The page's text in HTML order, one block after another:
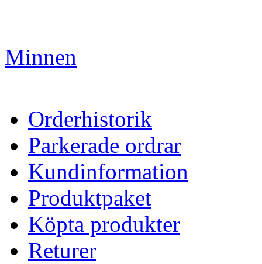
Minnen
Orderhistorik
Parkerade ordrar
Kundinformation
Produktpaket
Köpta produkter
Returer